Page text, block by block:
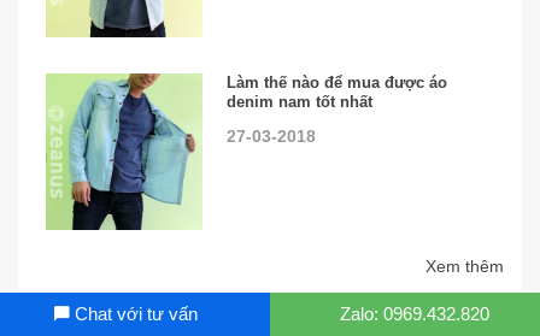
Làm thế nào để mua được áo
denim nam tốt nhất
27-03-2018
Xem thêm
Chat với tư vấn Zalo: 0969.432.820